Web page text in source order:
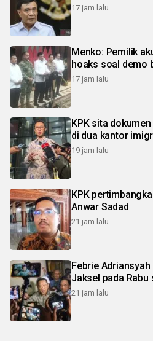
17 jam lalu
Menko: Pemilik
hoaks soal demo
17 jam lalu
KPK sita
di dua kantor
19 jam lalu
KPK
Anwar Sadad
21 jam lalu
Febrie
Jaksel pada Rabu
21 jam lalu